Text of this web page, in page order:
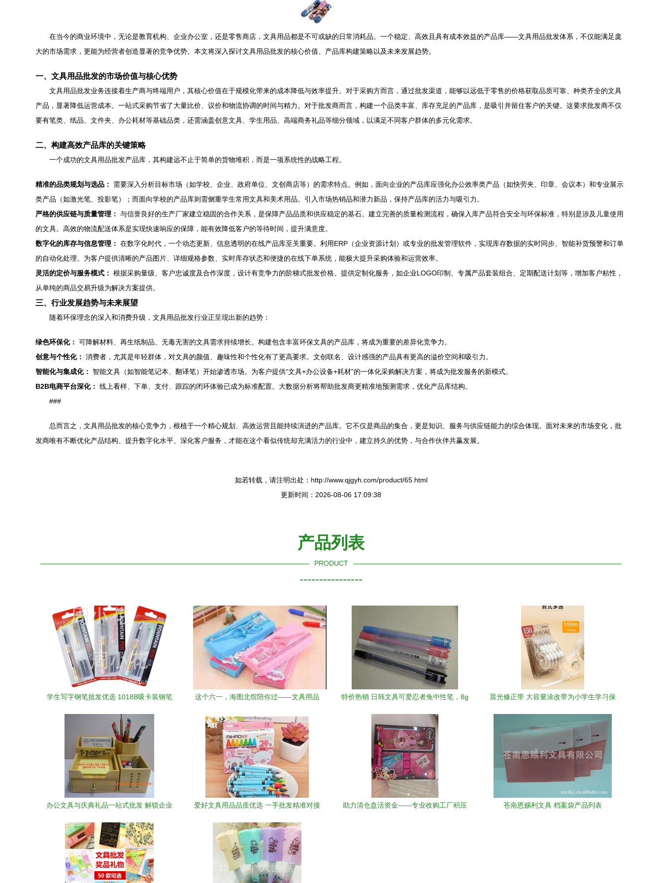
在当今的商业环境中，无论是教育机构、企业办公室，还是零售商店，文具用品都是不可或缺的日常消耗品。一个稳定、高效且具有成本效益的产品库——文具用品批发体系，不仅能满足庞
大的市场需求，更能为经营者创造显著的竞争优势。本文将深入探讨文具用品批发的核心价值、产品库构建策略以及未来发展趋势。
一、文具用品批发的市场价值与核心优势
文具用品批发业务连接着生产商与终端用户，其核心价值在于规模化带来的成本降低与效率提升。对于采购方而言，通过批发渠道，能够以远低于零售的价格获取品质可靠、种类齐全的文具
产品，显著降低运营成本。一站式采购节省了大量比价、议价和物流协调的时间与精力。对于批发商而言，构建一个品类丰富、库存充足的产品库，是吸引并留住客户的关键。这要求批发商不仅
要有笔类、纸品、文件夹、办公耗材等基础品类，还需涵盖创意文具、学生用品、高端商务礼品等细分领域，以满足不同客户群体的多元化需求。
二、构建高效产品库的关键策略
一个成功的文具用品批发产品库，其构建远不止于简单的货物堆积，而是一项系统性的战略工程。
精准的品类规划与选品：
需要深入分析目标市场（如学校、企业、政府单位、文创商店等）的需求特点。例如，面向企业的产品库应强化办公效率类产品（如快劳夹、印章、会议本）和专业展示
类产品（如激光笔、投影笔）；而面向学校的产品库则需侧重学生常用文具和美术用品。引入市场热销品和潜力新品，保持产品库的活力与吸引力。
严格的供应链与质量管理： 与信誉良好的生产厂家建立稳固的合作关系，是保障产品品质和供应稳定的基石。建立完善的质量检测流程，确保入库产品符合安全与环保标准，特别是涉及儿童使用
的文具。高效的物流配送体系是实现快速响应的保障，能有效降低客户的等待时间，提升满意度。
数字化的库存与信息管理： 在数字化时代，一个动态更新、信息透明的在线产品库至关重要。利用ERP（企业资源计划）或专业的批发管理软件，实现库存数据的实时同步、智能补货预警和订单
的自动化处理。为客户提供清晰的产品图片、详细规格参数、实时库存状态和便捷的在线下单系统，能极大提升采购体验和运营效率。
灵活的定价与服务模式： 根据采购量级、客户忠诚度及合作深度，设计有竞争力的阶梯式批发价格。提供定制化服务，如企业LOGO印制、专属产品套装组合、定期配送计划等，增加客户粘性，
从单纯的商品交易升级为解决方案提供。
三、行业发展趋势与未来展望
随着环保理念的深入和消费升级，文具用品批发行业正呈现出新的趋势：
绿色环保化： 可降解材料、再生纸制品、无毒无害的文具需求持续增长。构建包含丰富环保文具的产品库，将成为重要的差异化竞争力。
创意与个性化： 消费者，尤其是年轻群体，对文具的颜值、趣味性和个性化有了更高要求。文创联名、设计感强的产品具有更高的溢价空间和吸引力。
智能化与集成化： 智能文具（如智能笔记本、翻译笔）开始渗透市场。为客户提供“文具+办公设备+耗材”的一体化采购解决方案，将成为批发服务的新模式。
B2B电商平台深化： 线上看样、下单、支付、跟踪的闭环体验已成为标准配置。大数据分析将帮助批发商更精准地预测需求，优化产品库结构。
###
总而言之，文具用品批发的核心竞争力，根植于一个精心规划、高效运营且能持续演进的产品库。它不仅是商品的集合，更是知识、服务与供应链能力的综合体现。面对未来的市场变化，批
发商唯有不断优化产品结构、提升数字化水平、深化客户服务，才能在这个看似传统却充满活力的行业中，建立持久的优势，与合作伙伴共赢发展。
如若转载，请注明出处：http://www.qjgyh.com/product/65.html
更新时间：2026-08-06 17:09:38
产品列表
PRODUCT
----------------
学生写字钢笔批发优选 1018B吸卡装钢笔
这个六一，海图北馆陪你过——文具用品
特价热销 日韩文具可爱忍者兔中性笔，8g
晨光修正带 大容量涂改带为小学生学习保
办公文具与庆典礼品一站式批发 解锁企业
爱好文具用品品质优选 一手批发精准对接
助力清仓盘活资金——专业收购工厂积压
苍南恩赐利文具 档案袋产品列表